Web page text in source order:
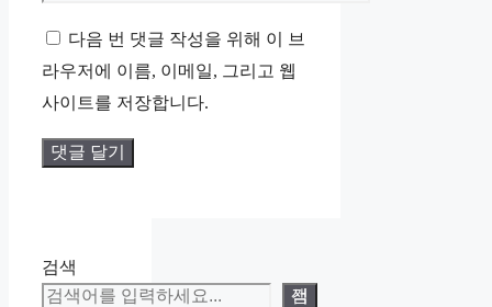
트
다음 번 댓글 작성을 위해 이 브
라우저에 이름, 이메일, 그리고 웹
사이트를 저장합니다.
검색
검색